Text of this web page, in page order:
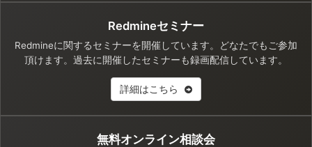
Redmineセミナー
Redmineに関するセミナーを開催しています。どなたでもご参加
頂けます。過去に開催したセミナーも録画配信しています。
詳細はこちら
無料オンライン相談会